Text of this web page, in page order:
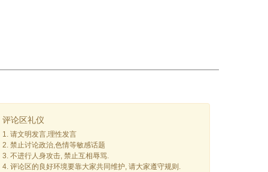
评论区礼仪
1. 请文明发言,理性发言
2. 禁止讨论政治,色情等敏感话题
3. 不进行人身攻击, 禁止互相辱骂.
4. 评论区的良好环境要靠大家共同维护, 请大家遵守规则.